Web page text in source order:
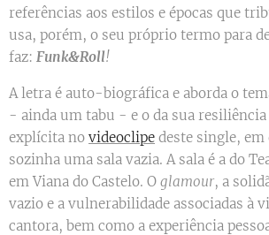
referências aos estilos e épocas que
usa, porém, o seu próprio termo para
faz: Funk&Roll!
A letra é auto-biográfica e aborda o
- ainda um tabu - e o da sua
explícita no videoclipe deste single,
sozinha uma sala vazia. A sala é a do
em Viana do Castelo. O glamour, a
vazio e a vulnerabilidade associadas à
cantora, bem como a experiência